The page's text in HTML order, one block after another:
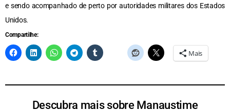
e sendo acompanhado de perto por autoridades militares dos Estados
Unidos.
Compartilhe:
Mais
Descubra mais sobre Manaustime